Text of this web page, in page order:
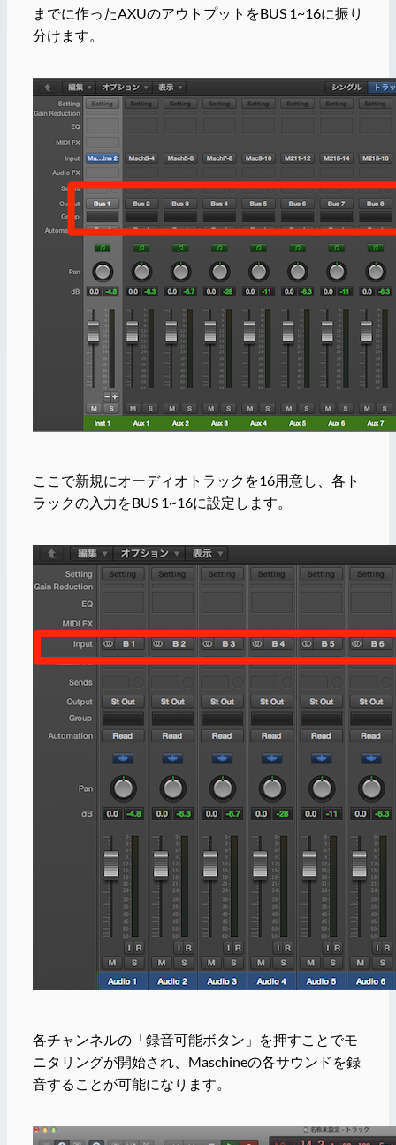
までに作ったAXUのアウトプットをBUS 1~16に振り
分けます。
ここで新規にオーディオトラックを16用意し、各ト
ラックの入力をBUS 1~16に設定します。
各チャンネルの「録音可能ボタン」を押すことでモ
ニタリングが開始され、Maschineの各サウンドを録
音することが可能になります。